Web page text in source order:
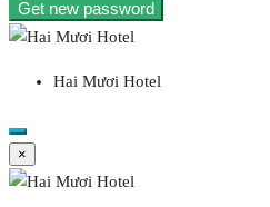
Get new password
Hai Mươi Hotel
×